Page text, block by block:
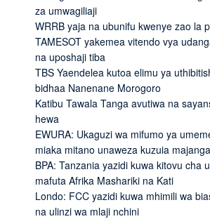
za umwagiliaji
WRRB yaja na ubunifu kwenye zao la
TAMESOT yakemea vitendo vya
na uposhaji tiba
TBS Yaendelea kutoa elimu ya
bidhaa Nanenane Morogoro
Katibu Tawala Tanga avutiwa na
hewa
EWURA: Ukaguzi wa mifumo ya
miaka mitano unaweza kuzuia
BPA: Tanzania yazidi kuwa kitovu cha
mafuta Afrika Mashariki na Kati
Londo: FCC yazidi kuwa mhimili wa
na ulinzi wa mlaji nchini